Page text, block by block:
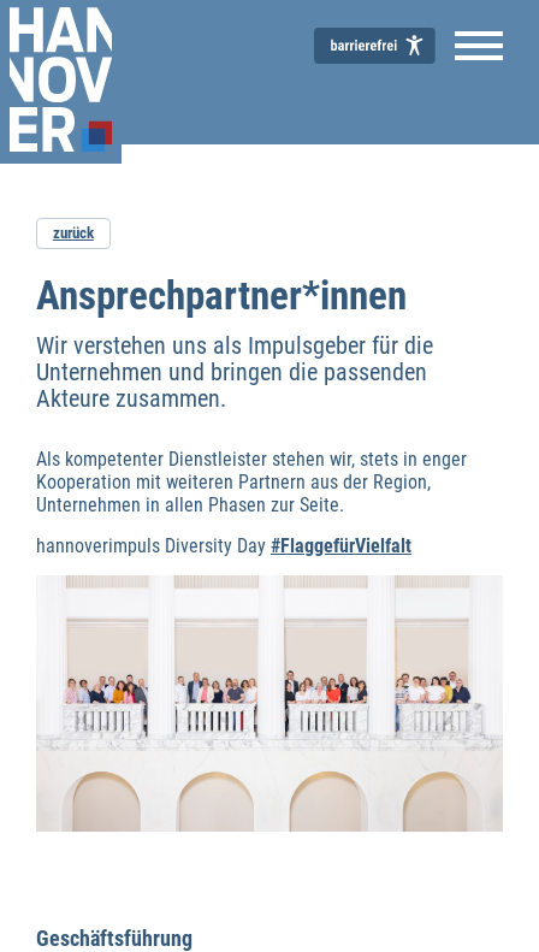
zurück
Ansprechpartner*innen
Wir verstehen uns als Impulsgeber für die
Unternehmen und bringen die passenden
Akteure zusammen.
Als kompetenter Dienstleister stehen wir, stets in enger
Kooperation mit weiteren Partnern aus der Region,
Unternehmen in allen Phasen zur Seite.
hannoverimpuls Diversity Day #FlaggefürVielfalt
Geschäftsführung